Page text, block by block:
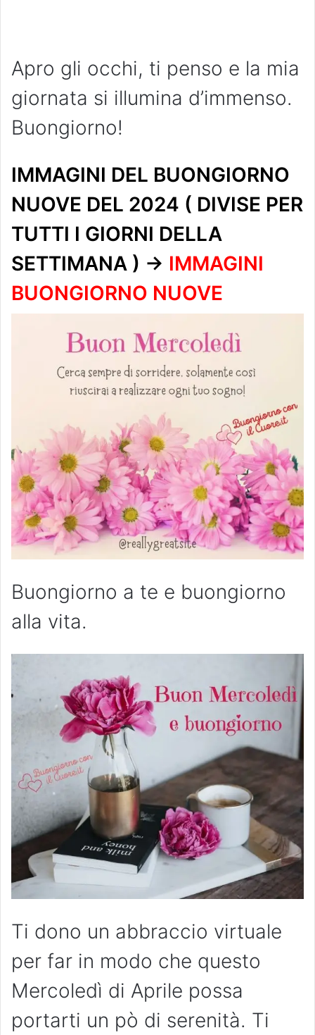
Apro gli occhi, ti penso e la mia
giornata si illumina d’immenso.
Buongiorno!
IMMAGINI DEL BUONGIORNO
NUOVE DEL 2024 ( DIVISE PER
TUTTI I GIORNI DELLA
SETTIMANA ) -> IMMAGINI
BUONGIORNO NUOVE
Buongiorno a te e buongiorno
alla vita.
Ti dono un abbraccio virtuale
per far in modo che questo
Mercoledì di Aprile possa
portarti un pò di serenità. Ti